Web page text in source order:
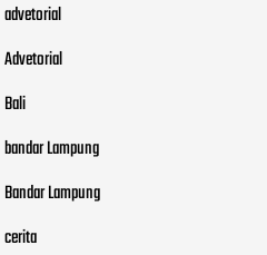
advetorial
Advetorial
Bali
bandar Lampung
Bandar Lampung
cerita